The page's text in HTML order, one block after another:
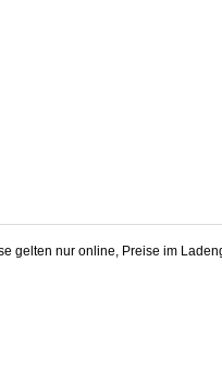
gelten nur online, Preise im